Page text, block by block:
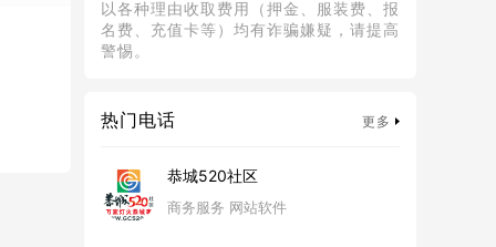
以各种理由收取费用（押金、服装费、报
名费、充值卡等）均有诈骗嫌疑，请提高
警惕。
热门电话 更多
恭城520社区
商务服务 网站软件